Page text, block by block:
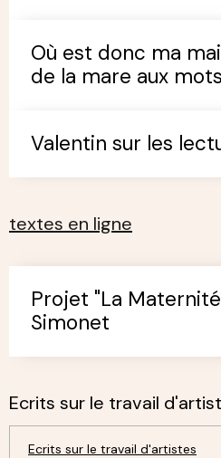
Où est donc ma
de la mare aux mots
Valentin sur les
textes en ligne
Projet "La
Simonet
Ecrits sur le travail
Ecrits sur le travail d'artistes